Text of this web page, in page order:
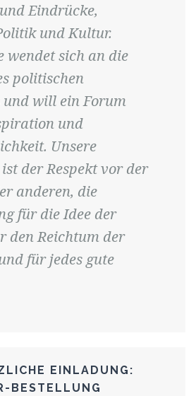
Eindrücke,
und Kultur.
wendet sich an die
politischen
und will ein Forum
und
Unsere
der Respekt vor der
anderen, die
für die Idee der
den Reichtum der
für jedes gute
EINLADUNG:
BESTELLUNG